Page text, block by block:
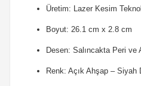
Üretim: Lazer Kesim
Boyut: 26.1 cm x 2.8 cm
Desen: Salıncakta Peri ve
Renk: Açık Ahşap – Siyah